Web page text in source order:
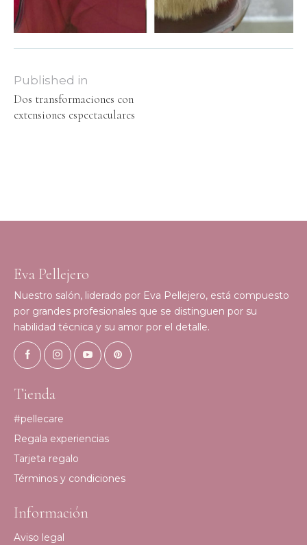
Published in
Dos transformaciones con
extensiones espectaculares
Eva Pellejero
Nuestro salón, liderado por Eva Pellejero, está compuesto
por grandes profesionales que se distinguen por su
habilidad técnica y su amor por el detalle.
Tienda
#pellecare
Regala experiencias
Tarjeta regalo
Términos y condiciones
Información
Aviso legal